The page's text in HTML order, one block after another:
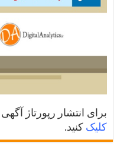
برای انتشار رپورتاژ
کلیک کنید.